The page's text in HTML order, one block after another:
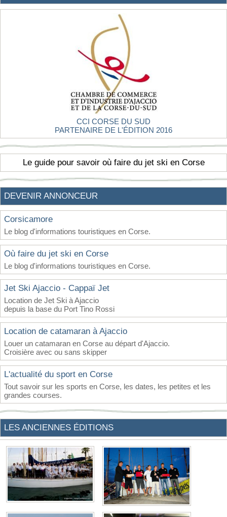
CCI CORSE DU SUD
PARTENAIRE DE L'ÉDITION 2016
Le guide pour savoir où faire du jet ski en Corse
DEVENIR ANNONCEUR
Corsicamore
Le blog d'informations touristiques en Corse.
Où faire du jet ski en Corse
Le blog d'informations touristiques en Corse.
Jet Ski Ajaccio - Cappaï Jet
Location de Jet Ski à Ajaccio
depuis la base du Port Tino Rossi
Location de catamaran à Ajaccio
Louer un catamaran en Corse au départ d'Ajaccio.
Croisière avec ou sans skipper
L'actualité du sport en Corse
Tout savoir sur les sports en Corse, les dates, les petites et les
grandes courses.
LES ANCIENNES ÉDITIONS